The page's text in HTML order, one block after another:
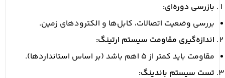
بازرسی دوره‌ای:
بررسی وضعیت اتصالات، کابل‌ها و الکترودهای زمین.
اندازه‌گیری مقاومت سیستم ارتینگ:
مقاومت باید کمتر از 5 اهم باشد (بر اساس استانداردها).
تست سیستم باندینگ: